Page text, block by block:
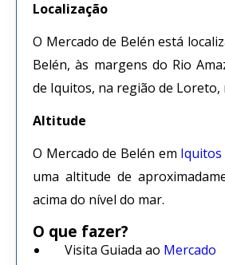
Localização
O Mercado de Belén está
Belén, às margens do Rio
de Iquitos, na região de Loreto,
Altitude
O Mercado de Belén em Iquitos
uma altitude de
acima do nível do mar.
O que fazer?
Visita Guiada ao Mercado